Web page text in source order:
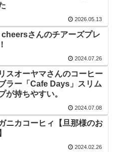
2026.05.13
さんのチアーズプレ
2024.07.26
スオーヤマさんのコーヒー
ラー「Cafe Days」スリム
が持ちやすい。
2024.07.08
ニカコーヒィ【旦那様のお
2024.02.26